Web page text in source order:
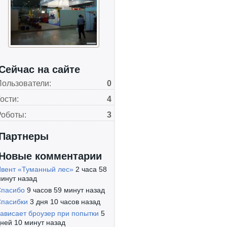
на сайте
0
4
3
комментарии
«Туманный лес» 2 часа 58
назад
9 часов 59 минут назад
3 дня 10 часов назад
броузер при попытки 5
10 минут назад